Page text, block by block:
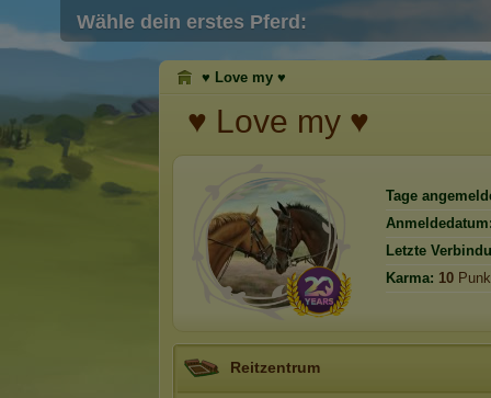
Wähle dein erstes Pferd:
♥ Love my ♥
♥ Love my ♥
Tage
Letzte
Karma: 10
Reitzentrum